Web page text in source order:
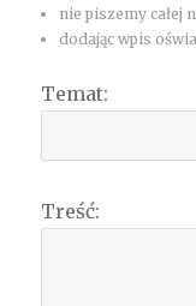
nie piszemy całej
dodając wpis
Temat:
Treść: